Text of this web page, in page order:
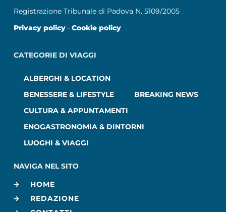
Registrazione Tribunale di Padova N. 5109/2005
Privacy policy– Cookie policy
CATEGORIE DI VIAGGI
ALBERGHI & LOCATION
BENESSERE & LIFESTYLE
BREAKING NEWS
CULTURA & APPUNTAMENTI
ENOGASTRONOMIA & DINTORNI
LUOGHI & VIAGGI
NAVIGA NEL SITO
HOME
REDAZIONE